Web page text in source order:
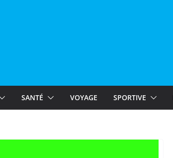
SANTÉ VOYAGE SPORTIVE